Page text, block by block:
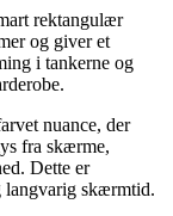
rektangulær
og giver et
i tankerne og
nuance, der
fra skærme,
Dette er
langvarig skærmtid.